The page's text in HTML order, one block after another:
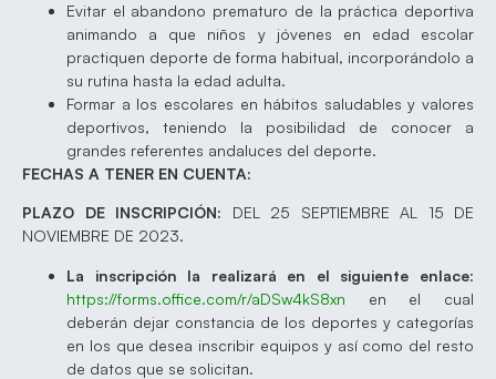
Evitar el abandono prematuro de la práctica deportiva
animando a que niños y jóvenes en edad escolar
practiquen deporte de forma habitual, incorporándolo a
su rutina hasta la edad adulta.
Formar a los escolares en hábitos saludables y valores
deportivos, teniendo la posibilidad de conocer a
grandes referentes andaluces del deporte.
FECHAS A TENER EN CUENTA:
PLAZO DE INSCRIPCIÓN: DEL 25 SEPTIEMBRE AL 15 DE
NOVIEMBRE DE 2023.
La inscripción la realizará en el siguiente enlace:
https://forms.office.com/r/aDSw4kS8xn en el cual
deberán dejar constancia de los deportes y categorías
en los que desea inscribir equipos y así como del resto
de datos que se solicitan.